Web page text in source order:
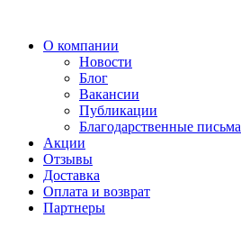
О компании
Новости
Блог
Вакансии
Публикации
Благодарственные письма
Акции
Отзывы
Доставка
Оплата и возврат
Партнеры